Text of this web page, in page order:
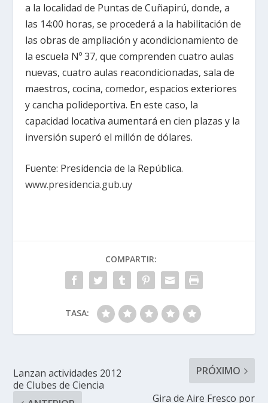
a la localidad de Puntas de Cuñapirú, donde, a
las 14:00 horas, se procederá a la habilitación de
las obras de ampliación y acondicionamiento de
la escuela Nº 37, que comprenden cuatro aulas
nuevas, cuatro aulas reacondicionadas, sala de
maestros, cocina, comedor, espacios exteriores
y cancha polideportiva. En este caso, la
capacidad locativa aumentará en cien plazas y la
inversión superó el millón de dólares.
Fuente: Presidencia de la República.
www.presidencia.gub.uy
COMPARTIR:
TASA:
Lanzan actividades 2012
de Clubes de Ciencia
PRÓXIMO
Gira de Aire Fresco por